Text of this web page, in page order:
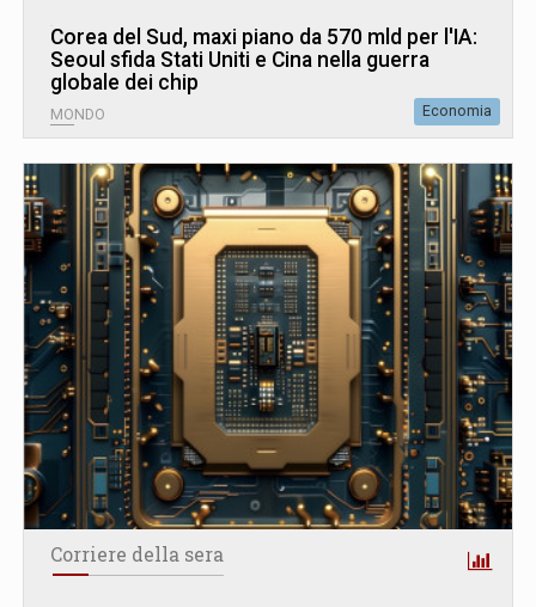
Corea del Sud, maxi piano da 570 mld per l'IA:
Seoul sfida Stati Uniti e Cina nella guerra
globale dei chip
MONDO Economia
Corriere della sera